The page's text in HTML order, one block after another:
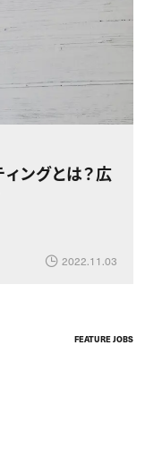
ングとは？広
2022.11.03
FEATURE JOBS